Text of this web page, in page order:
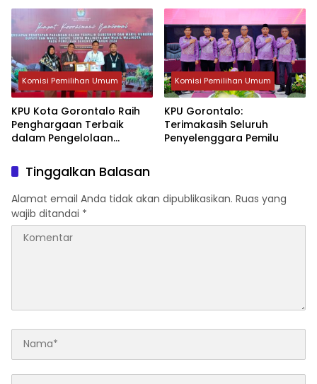
Gubernur Terpilih Pilkada
2024
Komisi Pemilihan Umum
KPU Kota Gorontalo Raih
Penghargaan Terbaik
dalam Pengelolaan
Perseorangan
Komisi Pemilihan Umum
KPU Gorontalo:
Terimakasih Seluruh
Penyelenggara Pemilu
Tinggalkan Balasan
Alamat email Anda tidak akan dipublikasikan. Ruas yang
wajib ditandai *